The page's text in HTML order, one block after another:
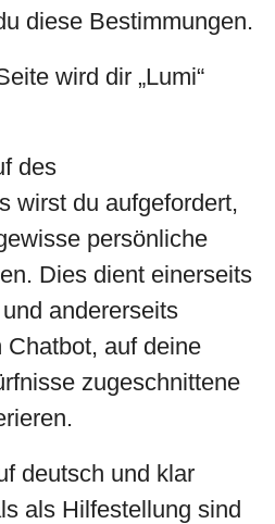
diese Bestimmungen.
wird dir „Lumi“
des
wirst du aufgefordert,
persönliche
Dies dient einerseits
andererseits
Chatbot, auf deine
zugeschnittene
deutsch und klar
als Hilfestellung sind